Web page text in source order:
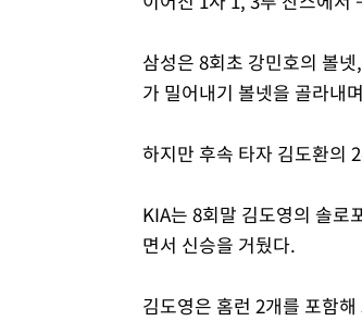
삼성은 8회초 강민호의 볼
가 밀어내기 볼넷을 골라내
하지만 후속 타자 김도환의
KIA는 8회말 김도영의 솔로
면서 신승을 거뒀다.
김도영은 홈런 2개를 포함